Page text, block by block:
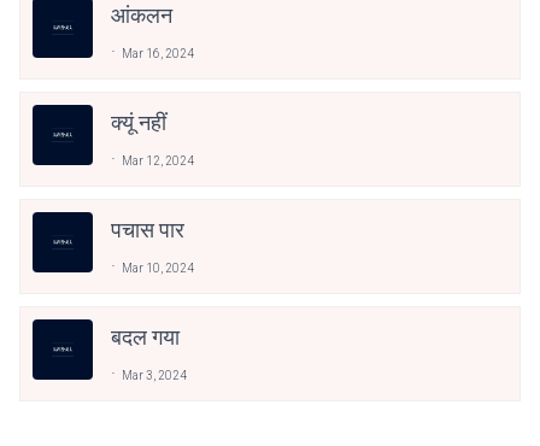
आंकलन
Mar 16, 2024
क्यूं नहीं
Mar 12, 2024
पचास पार
Mar 10, 2024
बदल गया
Mar 3, 2024